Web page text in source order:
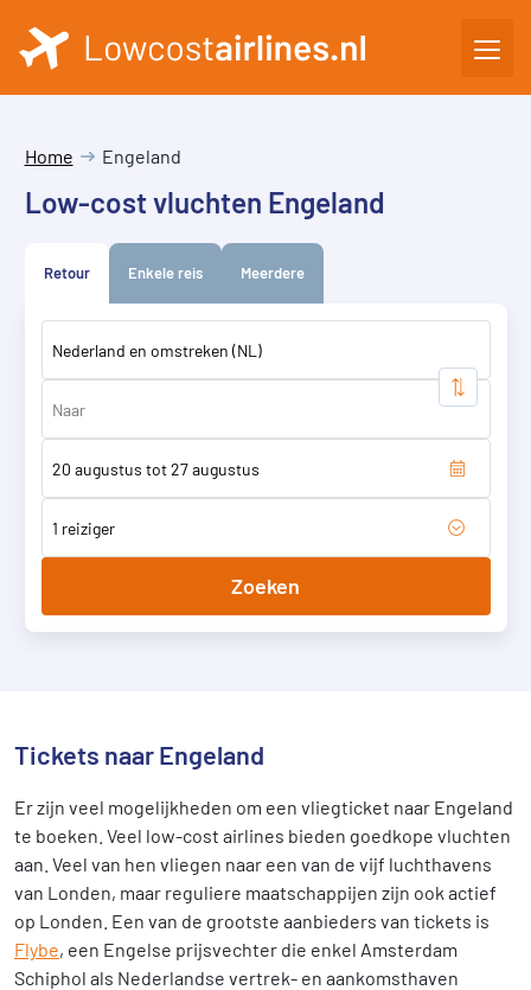
Home Engeland
Low-cost vluchten Engeland
Retour Enkele reis Meerdere
1 reiziger
Zoeken
Tickets naar Engeland
Er zijn veel mogelijkheden om een vliegticket naar Engeland
te boeken. Veel low-cost airlines bieden goedkope vluchten
aan. Veel van hen vliegen naar een van de vijf luchthavens
van Londen, maar reguliere maatschappijen zijn ook actief
op Londen. Een van de grootste aanbieders van tickets is
Flybe, een Engelse prijsvechter die enkel Amsterdam
Schiphol als Nederlandse vertrek- en aankomsthaven